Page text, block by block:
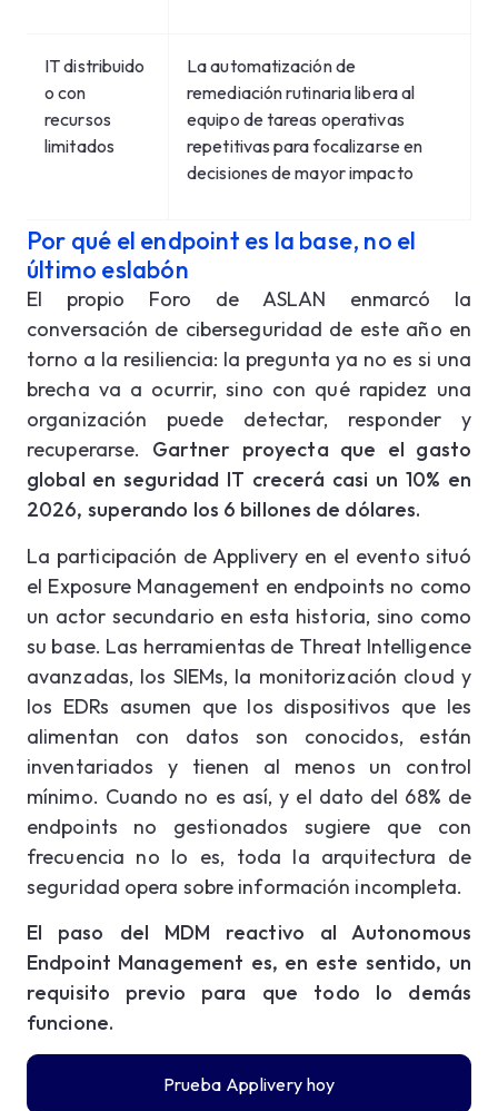
IT distribuido
o con
recursos
limitados
La automatización de
remediación rutinaria libera al
equipo de tareas operativas
repetitivas para focalizarse en
decisiones de mayor impacto
Por qué el endpoint es la base, no el
último eslabón
El propio Foro de ASLAN enmarcó la
conversación de ciberseguridad de este año en
torno a la resiliencia: la pregunta ya no es si una
brecha va a ocurrir, sino con qué rapidez una
organización puede detectar, responder y
recuperarse. Gartner proyecta que el gasto
global en seguridad IT crecerá casi un 10% en
2026, superando los 6 billones de dólares.
La participación de Applivery en el evento situó
el Exposure Management en endpoints no como
un actor secundario en esta historia, sino como
su base. Las herramientas de Threat Intelligence
avanzadas, los SIEMs, la monitorización cloud y
los EDRs asumen que los dispositivos que les
alimentan con datos son conocidos, están
inventariados y tienen al menos un control
mínimo. Cuando no es así, y el dato del 68% de
endpoints no gestionados sugiere que con
frecuencia no lo es, toda la arquitectura de
seguridad opera sobre información incompleta.
El paso del MDM reactivo al Autonomous
Endpoint Management es, en este sentido, un
requisito previo para que todo lo demás
funcione.
Prueba Applivery hoy